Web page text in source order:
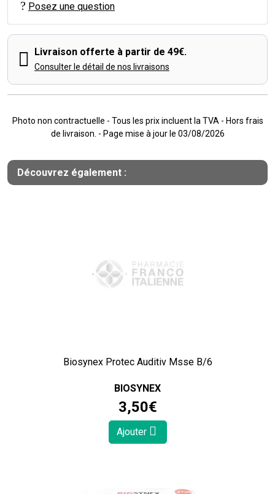
Posez une question
Livraison offerte à partir de 49€.
Consulter le détail de nos livraisons
Photo non contractuelle - Tous les prix incluent la TVA - Hors frais
de livraison. - Page mise à jour le 03/08/2026
Découvrez également :
Biosynex Protec Auditiv Msse B/6
BIOSYNEX
3,50€
Ajouter